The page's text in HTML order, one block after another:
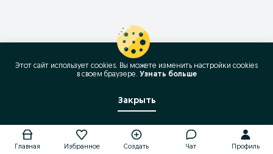
Главная Избранное Создать Чат Профиль
Этот сайт использует cookies. Вы можете изменить настройки cookies
в своeм браузере. Узнать больше
Закрыть